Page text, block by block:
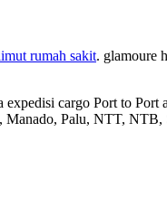
rumah sakit. glamoure
cargo Port to
Manado, Palu, NTT,